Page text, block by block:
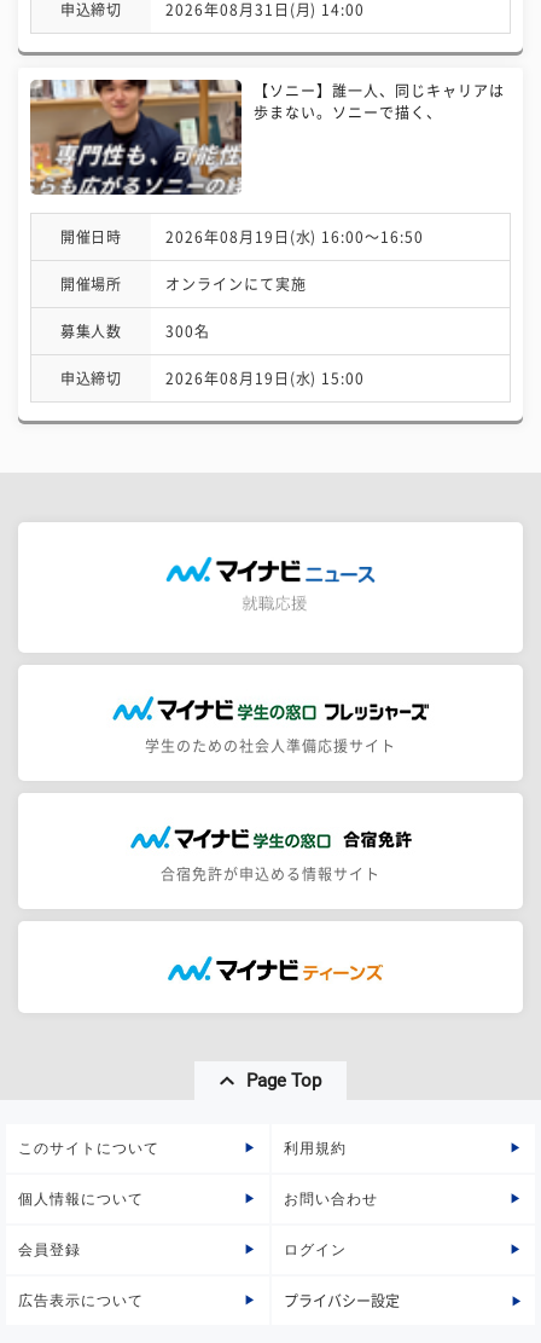
申込締切 2026年08月31日(月) 14:00
【ソニー】誰一人、同じキャリアは
歩まない。ソニーで描く、
開催日時 2026年08月19日(水) 16:00〜16:50
開催場所 オンラインにて実施
募集人数 300名
申込締切 2026年08月19日(水) 15:00
学生のための社会人準備応援サイト
合宿免許が申込める情報サイト
Page Top
このサイトについて 利用規約
個人情報について お問い合わせ
会員登録 ログイン
広告表示について プライバシー設定